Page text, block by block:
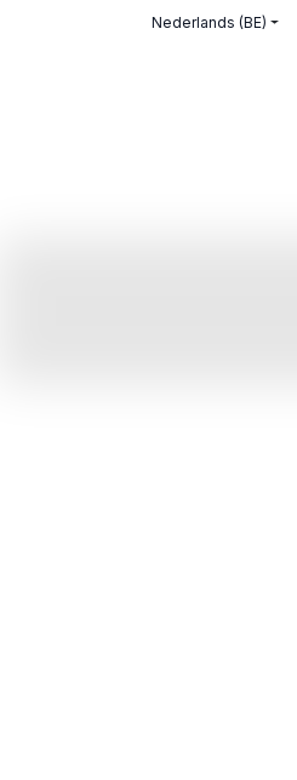
Overslaan naar inhoudNederlands (BE)